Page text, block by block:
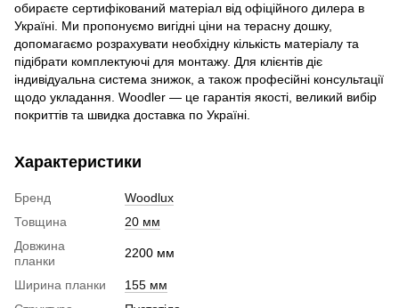
обираєте сертифікований матеріал від офіційного дилера в
Україні. Ми пропонуємо вигідні ціни на терасну дошку,
допомагаємо розрахувати необхідну кількість матеріалу та
підібрати комплектуючі для монтажу. Для клієнтів діє
індивідуальна система знижок, а також професійні консультації
щодо укладання. Woodler — це гарантія якості, великий вибір
покриттів та швидка доставка по Україні.
Характеристики
Бренд
Woodlux
Товщина
20 мм
Довжина
планки
2200 мм
Ширина планки
155 мм